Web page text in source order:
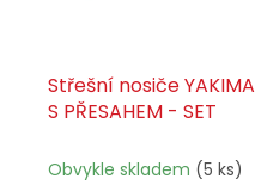
Střešní nosiče YAKIMA
S PŘESAHEM - SET
Obvykle skladem (5 ks)